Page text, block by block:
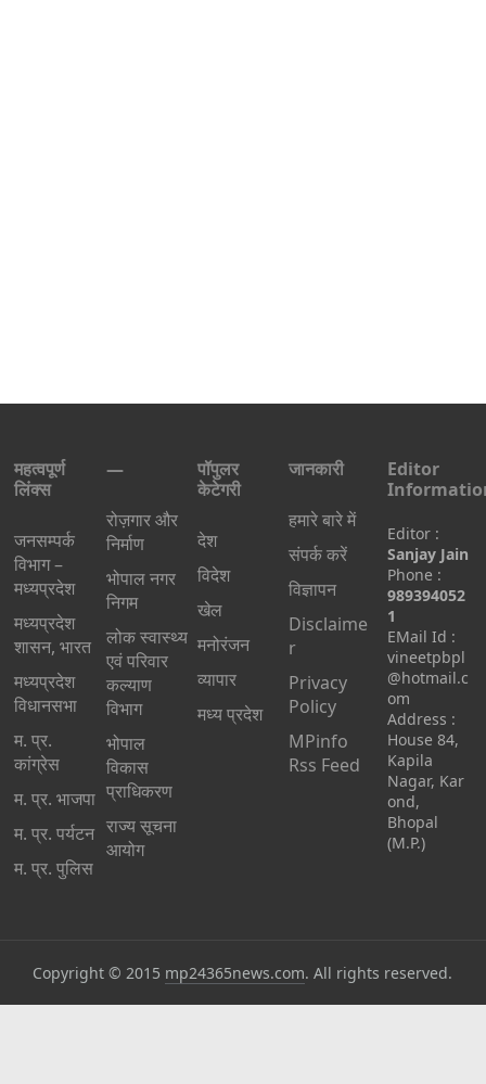
महत्वपूर्ण
लिंक्स
जनसम्पर्क
विभाग –
मध्यप्रदेश
मध्यप्रदेश
शासन, भारत
मध्‍यप्रदेश
विधानसभा
म. प्र.
कांग्रेस
म. प्र. भाजपा
म. प्र. पर्यटन
म. प्र. पुलिस
—
रोज़गार और
निर्माण
भोपाल नगर
निगम
लोक स्वास्थ्य
एवं परिवार
कल्याण
विभाग
भोपाल
विकास
प्राधिकरण
राज्य सूचना
आयोग
पॉपुलर
केटेगरी
देश
विदेश
खेल
मनोरंजन
व्यापार
मध्य प्रदेश
जानकारी
हमारे बारे में
संपर्क करें
विज्ञापन
Disclaime
r
Privacy
Policy
MPinfo
Rss Feed
Editor
Editor :
Sanjay Jain
Phone :
989394052
1
EMail Id :
vineetpbpl
@hotmail.c
om
Address :
House 84,
Kapila
Nagar, Kar
ond,
Bhopal
(M.P.)
Copyright © 2015 mp24365news.com. All rights reserved.